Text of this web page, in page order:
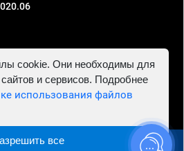
ИНН 781302555843,
в Астрахани - Автосервис
cookie. Они необходимы для
и сервисов. Подробнее
использования файлов
все